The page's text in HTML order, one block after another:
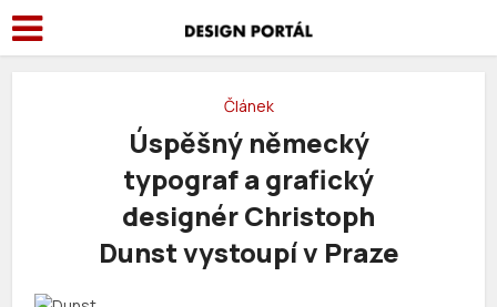
Článek
Úspěšný německý
typograf a grafický
designér Christoph
Dunst vystoupí v Praze